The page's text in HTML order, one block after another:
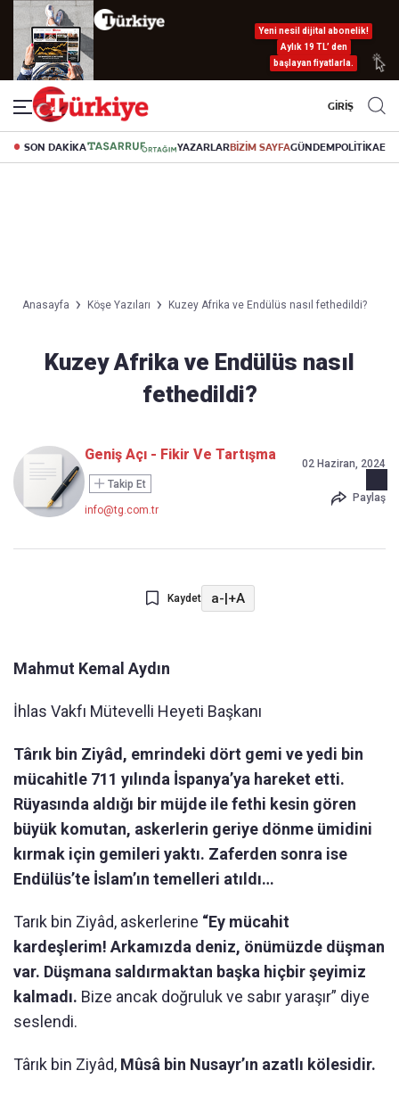
Yeni nesil dijital abonelik!
Aylık 19 TL’ den
başlayan fiyatlarla.
GİRİŞ
SON DAKİKA YAZARLARBİZİM SAYFAGÜNDEMPOLİTİKA
Anasayfa Köşe Yazıları Kuzey Afrika ve Endülüs nasıl fethedildi?
Kuzey Afrika ve Endülüs nasıl
fethedildi?
Geniş Açı - Fikir Ve Tartışma
Takip Et
info@tg.com.tr
02 Haziran, 2024
Paylaş
Kaydet a-|+A
Mahmut Kemal Aydın
İhlas Vakfı Mütevelli Heyeti Başkanı
Târık bin Ziyâd, emrindeki dört gemi ve yedi bin
mücahitle 711 yılında İspanya’ya hareket etti.
Rüyasında aldığı bir müjde ile fethi kesin gören
büyük komutan, askerlerin geriye dönme ümidini
kırmak için gemileri yaktı. Zaferden sonra ise
Endülüs’te İslam’ın temelleri atıldı…
Tarık bin Ziyâd, askerlerine “Ey mücahit
kardeşlerim! Arkamızda deniz, önümüzde düşman
var. Düşmana saldırmaktan başka hiçbir şeyimiz
kalmadı. Bize ancak doğruluk ve sabır yaraşır” diye
seslendi.
Târık bin Ziyâd, Mûsâ bin Nusayr’ın azatlı kölesidir.